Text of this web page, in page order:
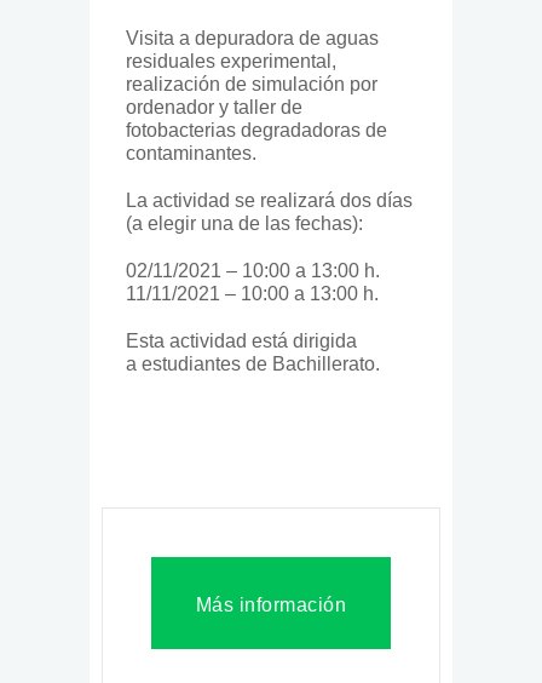
Visita a depuradora de aguas
residuales experimental,
realización de simulación por
ordenador y taller de
fotobacterias degradadoras de
contaminantes.
La actividad se realizará dos días
(a elegir una de las fechas):
02/11/2021 – 10:00 a 13:00 h.
11/11/2021 – 10:00 a 13:00 h.
Esta actividad está dirigida
a estudiantes de Bachillerato.
Más información